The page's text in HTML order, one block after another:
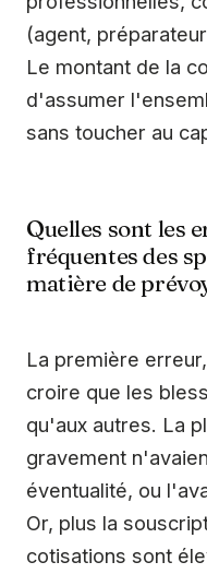
(agent,
Le montant de la
d'assumer
sans toucher au
Quelles sont les
fréquentes des
matière de
La première
croire que les
qu'aux autres. La
gravement
éventualité, ou
Or, plus la
cotisations sont